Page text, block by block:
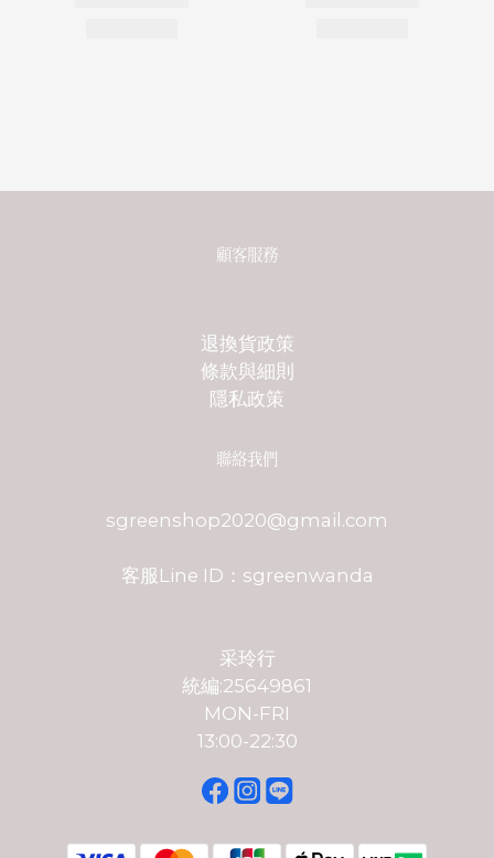
顧客服務
退換貨政策
條款與細則
隱私政策
聯絡我們
sgreenshop2020@gmail.com
客服Line ID：sgreenwanda
采玲行
統編:25649861
MON-FRI
13:00-22:30